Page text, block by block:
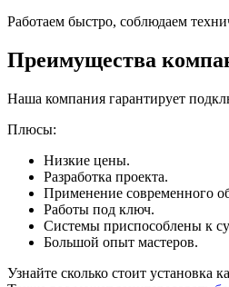
Работаем быстро, соблюдаем
Преимущества
Наша компания гарантирует
Плюсы:
Низкие цены.
Разработка проекта.
Применение современного
Работы под ключ.
Системы приспособлены к
Большой опыт мастеров.
Узнайте сколько стоит